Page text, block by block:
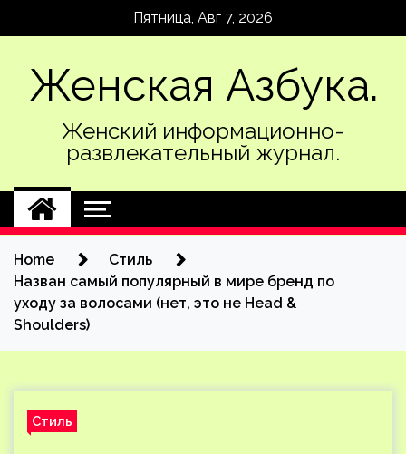
Пятница, Авг 7, 2026
Женская Азбука.
Женский информационно-
развлекательный журнал.
Home
Стиль
Назван самый популярный в мире бренд по
уходу за волосами (нет, это не Head &
Shoulders)
Стиль